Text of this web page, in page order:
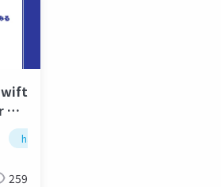
を
hakata.swift
259